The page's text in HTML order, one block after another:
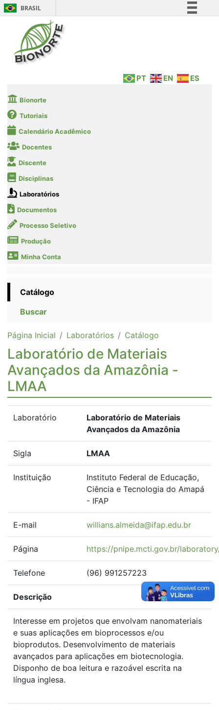
BRASIL
Legislação
PT EN ES
Bionorte
Tutoriais
Calendário Acadêmico
Docentes
Discente
Disciplinas
Laboratórios
Documentos
Processo Seletivo
Produção
Minha Conta
Catálogo
Buscar
Página Inicial Laboratórios Catálogo
Laboratório de Materiais
Avançados da Amazônia -
LMAA
Laboratório
Laboratório de Materiais
Avançados da Amazônia
Sigla LMAA
Instituição
Instituto Federal de Educação,
Ciência e Tecnologia do Amapá
- IFAP
E-mail willians.almeida@ifap.edu.br
Página https://pnipe.mcti.gov.br/
Telefone (96) 991257223
Descrição
Interesse em projetos que envolvam nanomateriais
e suas aplicações em bioprocessos e/ou
bioprodutos. Desenvolvimento de materiais
avançados para aplicações em biotecnologia.
Disponho de boa leitura e razoável escrita na
língua inglesa.